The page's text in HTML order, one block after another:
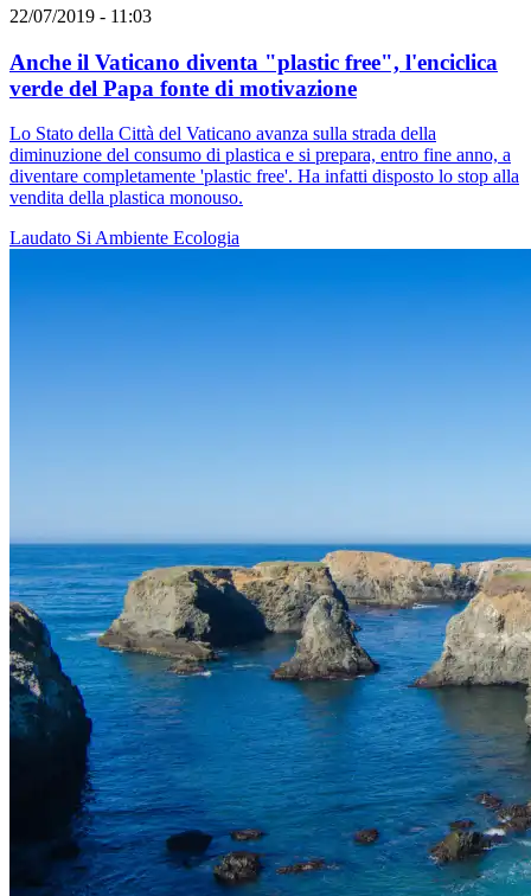
22/07/2019 - 11:03
Anche il Vaticano diventa "plastic free", l'enciclica
verde del Papa fonte di motivazione
Lo Stato della Città del Vaticano avanza sulla strada della
diminuzione del consumo di plastica e si prepara, entro fine anno, a
diventare completamente 'plastic free'. Ha infatti disposto lo stop alla
vendita della plastica monouso.
Laudato SiAmbiente Ecologia